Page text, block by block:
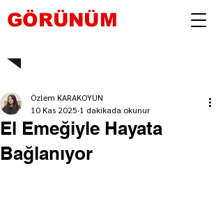
GÖRÜNÜM
El Emeğiyle Hayata
Bağlanıyor
Özlem KARAKOYUN
10 Kas 2025 1 dakikada okunur